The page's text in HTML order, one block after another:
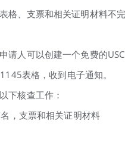
格、支票和相关证明材料不
请人可以创建一个免费的
表格，收到电子通知。
下核查工作：
，支票和相关证明材料